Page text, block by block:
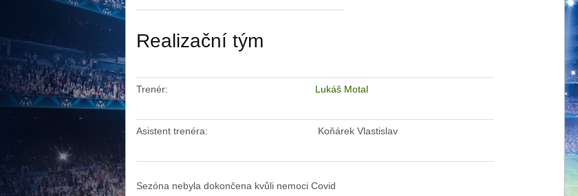
Realizační tým
Trenér: Lukáš Motal
Asistent trenéra: Koňárek Vlastislav
Sezóna nebyla dokončena kvůli nemoci Covid